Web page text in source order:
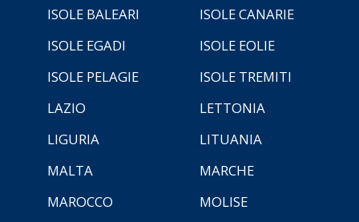
ISOLE BALEARI
ISOLE CANARIE
ISOLE EGADI
ISOLE EOLIE
ISOLE PELAGIE
ISOLE TREMITI
LAZIO
LETTONIA
LIGURIA
LITUANIA
MALTA
MARCHE
MAROCCO
MOLISE